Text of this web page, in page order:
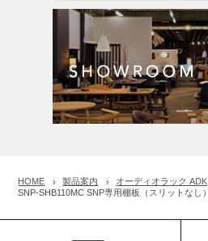
HOME 製品案内 オーディオラック ADK
SNP-SHB110MC SNP専用棚板（スリットなし）